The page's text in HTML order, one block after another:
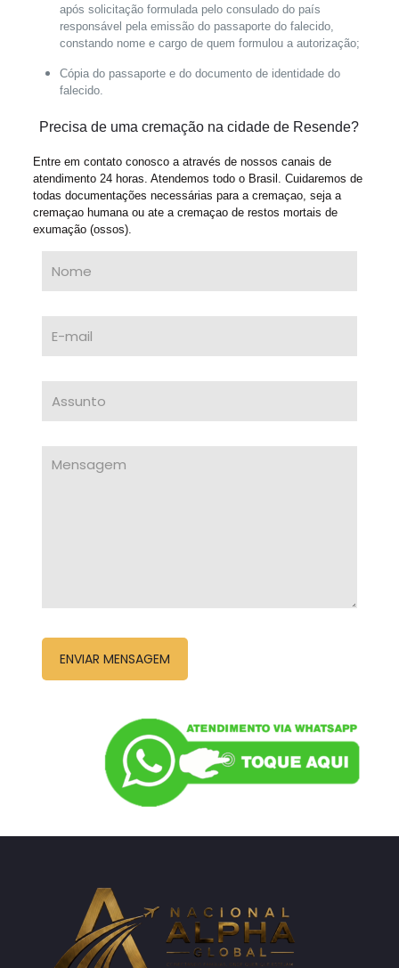
após solicitação formulada pelo consulado do país
responsável pela emissão do passaporte do falecido,
constando nome e cargo de quem formulou a autorização;
Cópia do passaporte e do documento de identidade do
falecido.
Precisa de uma cremação na cidade de Resende?
Entre em contato conosco a através de nossos canais de
atendimento 24 horas. Atendemos todo o Brasil. Cuidaremos de
todas documentações necessárias para a cremaçao, seja a
cremaçao humana ou ate a cremaçao de restos mortais de
exumação (ossos).